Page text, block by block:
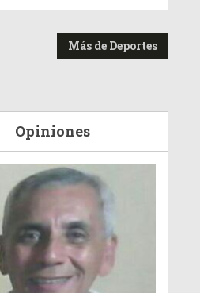
Más de Deportes
Opiniones